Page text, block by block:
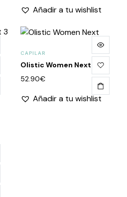
Añadir a tu wishlist
CAPILAR
Olistic Women Next
52.90€
Añadir a tu wishlist